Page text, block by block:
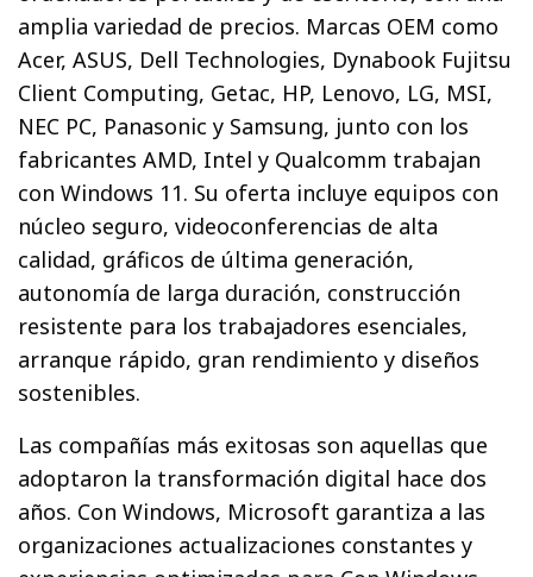
amplia variedad de precios. Marcas OEM como
Acer, ASUS, Dell Technologies, Dynabook Fujitsu
Client Computing, Getac, HP, Lenovo, LG, MSI,
NEC PC, Panasonic y Samsung, junto con los
fabricantes AMD, Intel y Qualcomm trabajan
con Windows 11. Su oferta incluye equipos con
núcleo seguro, videoconferencias de alta
calidad, gráficos de última generación,
autonomía de larga duración, construcción
resistente para los trabajadores esenciales,
arranque rápido, gran rendimiento y diseños
sostenibles.
Las compañías más exitosas son aquellas que
adoptaron la transformación digital hace dos
años. Con Windows, Microsoft garantiza a las
organizaciones actualizaciones constantes y